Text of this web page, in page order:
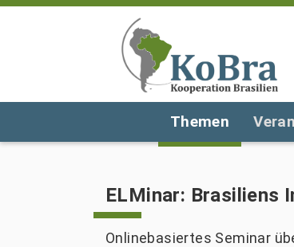
Themen
ELMinar: Brasiliens
Onlinebasiertes Seminar